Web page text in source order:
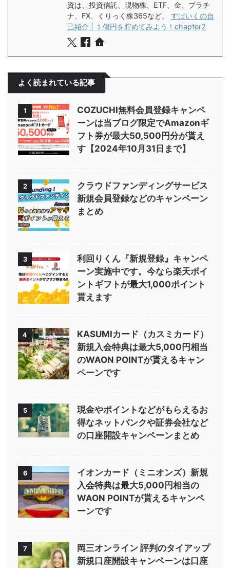
資は、投資信託、現物株、ETF、金、プラチ
ナ、FX、くりっく株365など。 すぱいくの自
己紹介 | １億円を貯めてみよう！chapter2
よく読まれている記事
1
COZUCHI無料会員登録キャンペ
ーンは当ブログ限定でAmazonギ
フト券が最大50,500円分が貰え
す【2024年10月31日まで】
2
クラウドファンディングサービス
新規会員登録などのキャンペーン
まとめ
3
利回りくん『新規登録』キャンペ
ーン実施中です。今なら楽天ポイ
ントギフトが最大1,000ポイント
貰えます
4
KASUMIカード（カスミカード）
新規入会特典は最大5,000円相当
のWAON POINTが貰えるキャン
ペーンです
5
現金やポイントなどがもらえるお
得なネットバンクや証券会社など
の口座開設キャンペーンまとめ
6
イオンカード（ミニオンズ）新規
入会特典は最大5,000円相当の
WAON POINTが貰えるキャンペ
ーンです
7
岡三オンライン 評判のタイアップ
新規口座開設キャンペーンは口座